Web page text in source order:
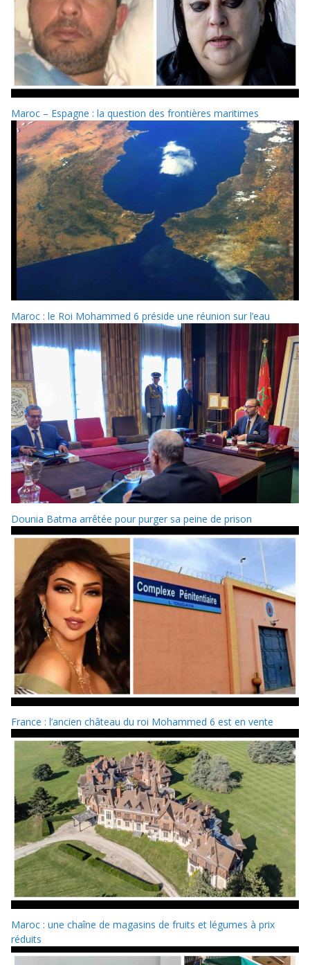
Maroc – Espagne : la question des frontières maritimes
Maroc : le Roi Mohammed 6 préside une réunion sur l’eau
Dounia Batma arrêtée pour purger sa peine de prison
France : l’ancien château du roi Mohammed 6 est en vente
Maroc : une chaîne de magasins de fruits et légumes à prix
réduits